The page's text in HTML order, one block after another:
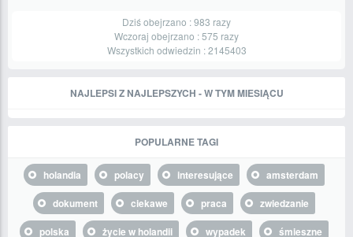
Dziś obejrzano :983 razy
Wczoraj obejrzano :575 razy
Wszystkich odwiedzin :2145403
NAJLEPSI Z NAJLEPSZYCH - W TYM MIESIĄCU
POPULARNE TAGI
holandia polacy interesujące
amsterdam
dokument
ciekawe praca
zwiedzanie
polska
życie w holandii wypadek
śmieszne